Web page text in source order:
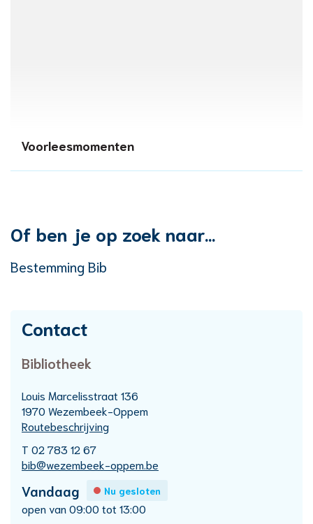
Voorleesmomenten
Of ben je op zoek naar...
Bestemming Bib
Contact
Bibliotheek
Adres
Louis Marcelisstraat 136
,1970 Wezembeek-Oppem
Routebeschrijving
T 02 783 12 67
E-
bib@wezembeek-oppem.be
Openingsuren
Vandaag Nu gesloten
open van09:00 tot 13:00